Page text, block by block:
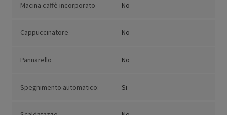
Macina caffè incorporato No
Cappuccinatore No
Pannarello No
Spegnimento automatico: Si